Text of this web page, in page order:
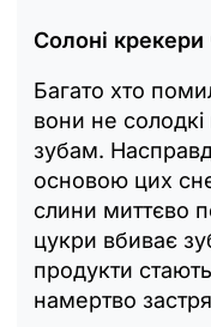
Солоні
Багато хто
вони не
зубам.
основою цих
слини миттєво
цукри вбиває
продукти
намертво